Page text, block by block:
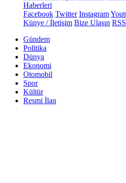
Haberleri
Facebook Twitter Instagram
Künye / İletişim Bize Ulaşın
Gündem
Politika
Dünya
Ekonomi
Otomobil
Spor
Kültür
Resmi İlan